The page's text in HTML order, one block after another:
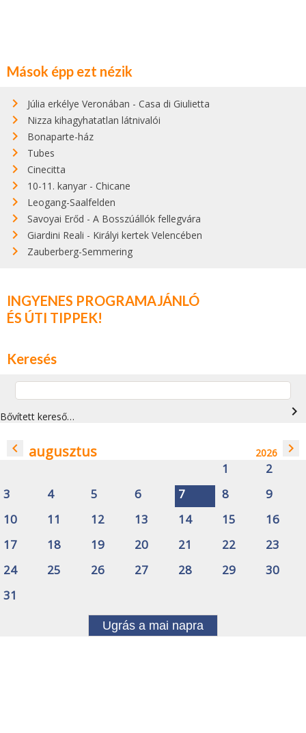
Mások épp ezt nézik
Júlia erkélye Veronában - Casa di Giulietta
Nizza kihagyhatatlan látnivalói
Bonaparte-ház
Tubes
Cinecitta
10-11. kanyar - Chicane
Leogang-Saalfelden
Savoyai Erőd - A Bosszúállók fellegvára
Giardini Reali - Királyi kertek Velencében
Zauberberg-Semmering
INGYENES PROGRAMAJÁNLÓ
ÉS ÚTI TIPPEK!
Keresés
Bővített kereső… navigate_next
navigate_before augusztus 2026 navigate_next
1
2
3
4 5 6 7 8
9
10
11 12 13 14 15
16
17
18 19 20 21 22
23
24
25 26 27 28 29
30
31
Ugrás a mai napra